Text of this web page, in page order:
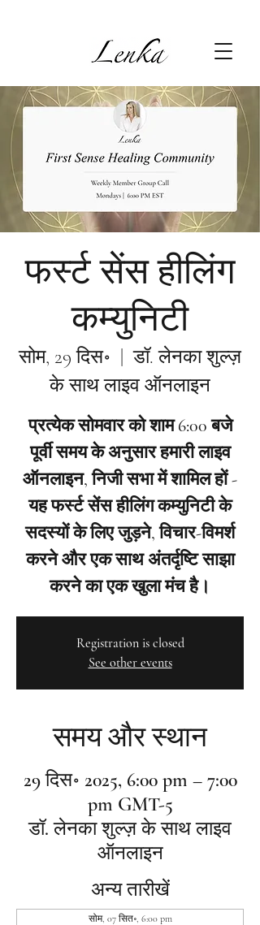
फर्स्ट सेंस हीलिंग
कम्युनिटी
सोम, 29 दिस॰
  |
डॉ. लेनका शुल्ज़
के साथ लाइव ऑनलाइन
प्रत्येक सोमवार को शाम 6:00 बजे
पूर्वी समय के अनुसार हमारी लाइव
ऑनलाइन, निजी सभा में शामिल हों -
यह फर्स्ट सेंस हीलिंग कम्युनिटी के
सदस्यों के लिए जुड़ने, विचार-विमर्श
करने और एक साथ अंतर्दृष्टि साझा
करने का एक खुला मंच है।
Registration is closed
See other events
समय और स्थान
29 दिस॰ 2025, 6:00 pm – 7:00
pm GMT-5
डॉ. लेनका शुल्ज़ के साथ लाइव
ऑनलाइन
अन्य तारीखें
सोम, 07 सित॰, 6:00 pm